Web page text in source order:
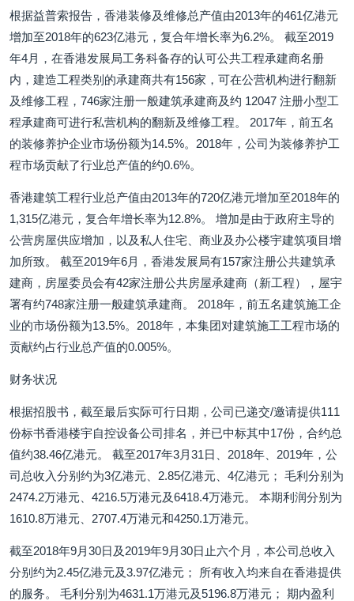
根据益普索报告，香港装修及维修总产值由2013年的461亿港元
增加至2018年的623亿港元，复合年增长率为6.2%。 截至2019
年4月，在香港发展局工务科备存的认可公共工程承建商名册
内，建造工程类别的承建商共有156家，可在公营机构进行翻新
及维修工程，746家注册一般建筑承建商及约 12047 注册小型工
程承建商可进行私营机构的翻新及维修工程。 2017年，前五名
的装修养护企业市场份额为14.5%。2018年，公司为装修养护工
程市场贡献了行业总产值的约0.6%。
香港建筑工程行业总产值由2013年的720亿港元增加至2018年的
1,315亿港元，复合年增长率为12.8%。 增加是由于政府主导的
公营房屋供应增加，以及私人住宅、商业及办公楼宇建筑项目增
加所致。 截至2019年6月，香港发展局有157家注册公共建筑承
建商，房屋委员会有42家注册公共房屋承建商（新工程），屋宇
署有约748家注册一般建筑承建商。 2018年，前五名建筑施工企
业的市场份额为13.5%。2018年，本集团对建筑施工工程市场的
贡献约占行业总产值的0.005%。
财务状况
根据招股书，截至最后实际可行日期，公司已递交/邀请提供111
份标书香港楼宇自控设备公司排名，并已中标其中17份，合约总
值约38.46亿港元。 截至2017年3月31日、2018年、2019年，公
司总收入分别约为3亿港元、2.85亿港元、4亿港元； 毛利分别为
2474.2万港元、4216.5万港元及6418.4万港元。 本期利润分别为
1610.8万港元、2707.4万港元和4250.1万港元。
截至2018年9月30日及2019年9月30日止六个月，本公司总收入
分别约为2.45亿港元及3.97亿港元； 所有收入均来自在香港提供
的服务。 毛利分别为4631.1万港元及5196.8万港元； 期内盈利